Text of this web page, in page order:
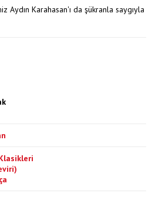
Aydın Karahasan'ı da şükranla saygıyla